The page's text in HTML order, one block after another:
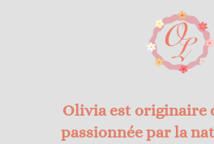
Olivia est originaire
passionnée par la